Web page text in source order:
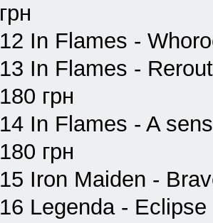
грн
12 In Flames -
13 In Flames -
180 грн
14 In Flames - A
180 грн
15 Iron Maiden -
16 Legenda - Eclipse